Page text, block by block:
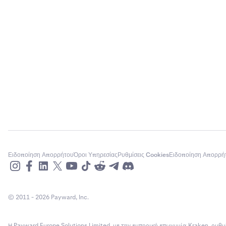
Ειδοποίηση ΑπορρήτουΌροι ΥπηρεσίαςΡυθμίσεις CookiesΕιδοποίηση
© 2011 - 2026 Payward, Inc.